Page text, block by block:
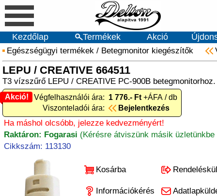
Kezdőlap Termékek Akció
Egészségügyi termékek / Betegmonitor kiegészítők
LEPU / CREATIVE 664511
T3 vízszűrő LEPU / CREATIVE PC-900B betegmonitorhoz.
Akció!
Akció! Végfelhasználói ára: 1 776.- Ft +ÁFA / db
Viszonteladói ára:
Bejelentkezés
Ha máshol olcsóbb, jelezze kedvezményért!
Raktáron: Fogarasi (Kérésre átviszünk másik üzletünkbe
Cikkszám: 113130
Kosárba
Információkérés